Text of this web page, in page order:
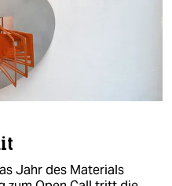
Jahr des Materials